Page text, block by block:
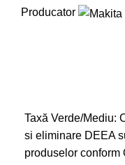
Producator
Taxă Verde/Mediu:
si eliminare DEEA
produselor conform